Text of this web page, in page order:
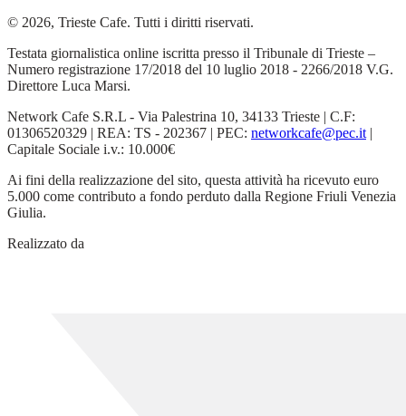
© 2026, Trieste Cafe. Tutti i diritti riservati.
Testata giornalistica online iscritta presso il Tribunale di Trieste –
Numero registrazione 17/2018 del 10 luglio 2018 - 2266/2018 V.G.
Direttore Luca Marsi.
Network Cafe S.R.L - Via Palestrina 10, 34133 Trieste | C.F:
01306520329 | REA: TS - 202367 | PEC: networkcafe@pec.it |
Capitale Sociale i.v.: 10.000€
Ai fini della realizzazione del sito, questa attività ha ricevuto euro
5.000 come contributo a fondo perduto dalla Regione Friuli Venezia
Giulia.
Realizzato da